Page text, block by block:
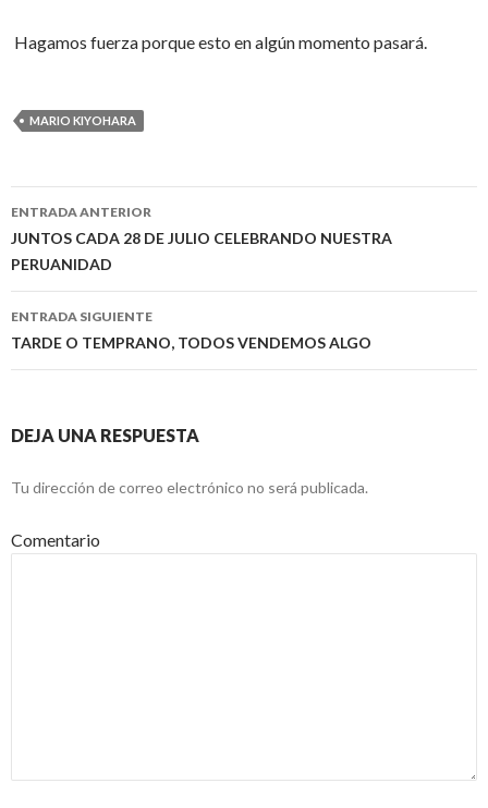
Hagamos fuerza porque esto en algún momento pasará.
MARIO KIYOHARA
Navegación
de
entradas
ENTRADA ANTERIOR
JUNTOS CADA 28 DE JULIO CELEBRANDO NUESTRA
PERUANIDAD
ENTRADA SIGUIENTE
TARDE O TEMPRANO, TODOS VENDEMOS ALGO
DEJA UNA RESPUESTA
Tu dirección de correo electrónico no será publicada.
Comentario